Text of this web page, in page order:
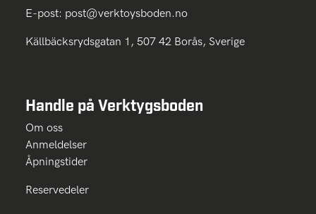
E-post: post@verktoysboden.no
Källbäcksrydsgatan 1, 507 42 Borås, Sverige
Handle på Verktygsboden
Om oss
Anmeldelser
Åpningstider
Reservedeler